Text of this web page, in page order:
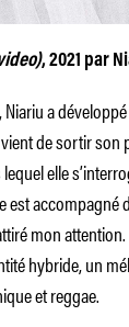
, 2021 par
a
de sortir son
elle
est accompagné
mon
hybride, un
et reggae.